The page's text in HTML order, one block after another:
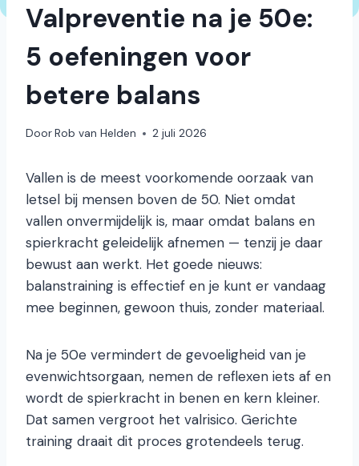
Valpreventie na je 50e:
5 oefeningen voor
betere balans
DoorRob van Helden 2 juli 2026
Vallen is de meest voorkomende oorzaak van
letsel bij mensen boven de 50. Niet omdat
vallen onvermijdelijk is, maar omdat balans en
spierkracht geleidelijk afnemen — tenzij je daar
bewust aan werkt. Het goede nieuws:
balanstraining is effectief en je kunt er vandaag
mee beginnen, gewoon thuis, zonder materiaal.
Na je 50e vermindert de gevoeligheid van je
evenwichtsorgaan, nemen de reflexen iets af en
wordt de spierkracht in benen en kern kleiner.
Dat samen vergroot het valrisico. Gerichte
training draait dit proces grotendeels terug.